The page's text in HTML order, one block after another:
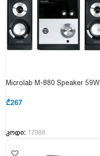
Microlab M-880 Speaker 59W
₾267
კოდი: 17988